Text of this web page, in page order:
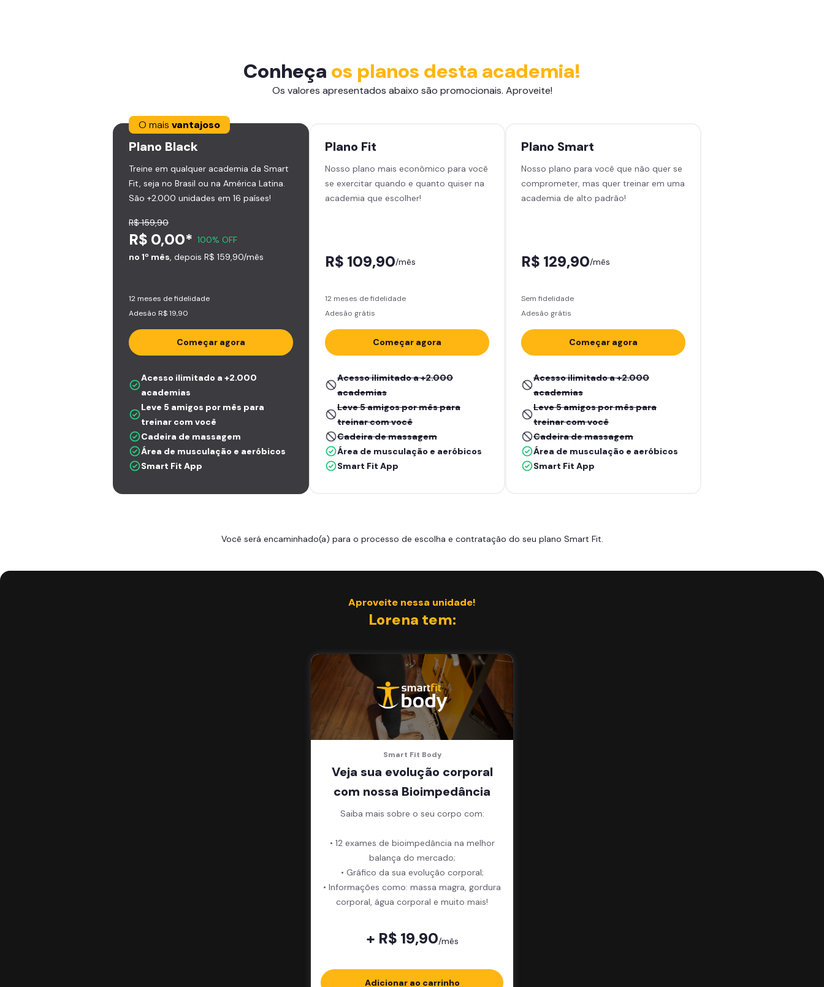
Conheça os planos desta academia!
Os valores apresentados abaixo são promocionais. Aproveite!
O mais vantajoso
Plano Black
Treine em qualquer academia da Smart
Fit, seja no Brasil ou na América Latina.
São +2.000 unidades em 16 países!
R$ 159,90
R$ 0,00* 100% OFF
no 1º mês , depois R$ 159,90/mês
12 meses de fidelidade
Adesão R$ 19,90
Começar agora
Acesso ilimitado a +2.000
academias
Leve 5 amigos por mês para
treinar com você
Cadeira de massagem
Área de musculação e aeróbicos
Smart Fit App
Plano Fit
Nosso plano mais econômico para você
se exercitar quando e quanto quiser na
academia que escolher!
R$ 109,90/mês
12 meses de fidelidade
Adesão grátis
Começar agora
Acesso ilimitado a +2.000
academias
Leve 5 amigos por mês para
treinar com você
Cadeira de massagem
Área de musculação e aeróbicos
Smart Fit App
Plano Smart
Nosso plano para você que não quer se
comprometer, mas quer treinar em uma
academia de alto padrão!
R$ 129,90/mês
Sem fidelidade
Adesão grátis
Começar agora
Acesso ilimitado a +2.000
academias
Leve 5 amigos por mês para
treinar com você
Cadeira de massagem
Área de musculação e aeróbicos
Smart Fit App
Você será encaminhado(a) para o processo de escolha e contratação do seu plano Smart Fit.
Aproveite nessa unidade!
Lorena tem:
Smart Fit Body
Veja sua evolução corporal
com nossa Bioimpedância
Saiba mais sobre o seu corpo com:
• 12 exames de bioimpedância na melhor
balança do mercado;
• Gráfico da sua evolução corporal;
• Informações como: massa magra, gordura
corporal, água corporal e muito mais!
+ R$ 19,90/mês
Adicionar ao carrinho